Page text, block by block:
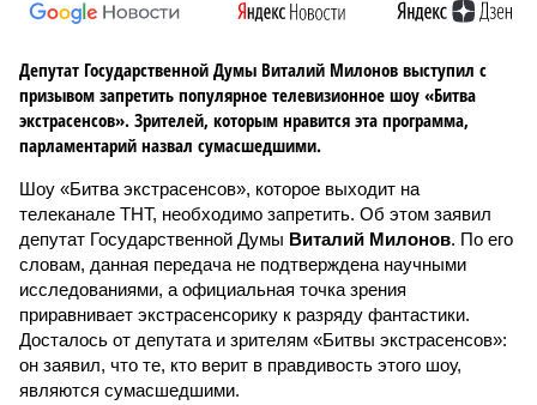
Депутат Государственной Думы Виталий Милонов выступил с
призывом запретить популярное телевизионное шоу «Битва
экстрасенсов». Зрителей, которым нравится эта программа,
парламентарий назвал сумасшедшими.
Шоу «Битва экстрасенсов», которое выходит на
телеканале ТНТ, необходимо запретить. Об этом заявил
депутат Государственной Думы Виталий Милонов. По его
словам, данная передача не подтверждена научными
исследованиями, а официальная точка зрения
приравнивает экстрасенсорику к разряду фантастики.
Досталось от депутата и зрителям «Битвы экстрасенсов»:
он заявил, что те, кто верит в правдивость этого шоу,
являются сумасшедшими.